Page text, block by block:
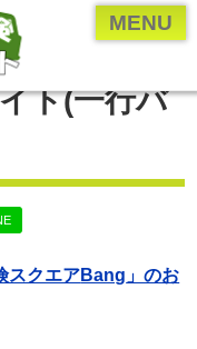
MENU
おきの情報
ト(一行バ
スクエアBang 」のお